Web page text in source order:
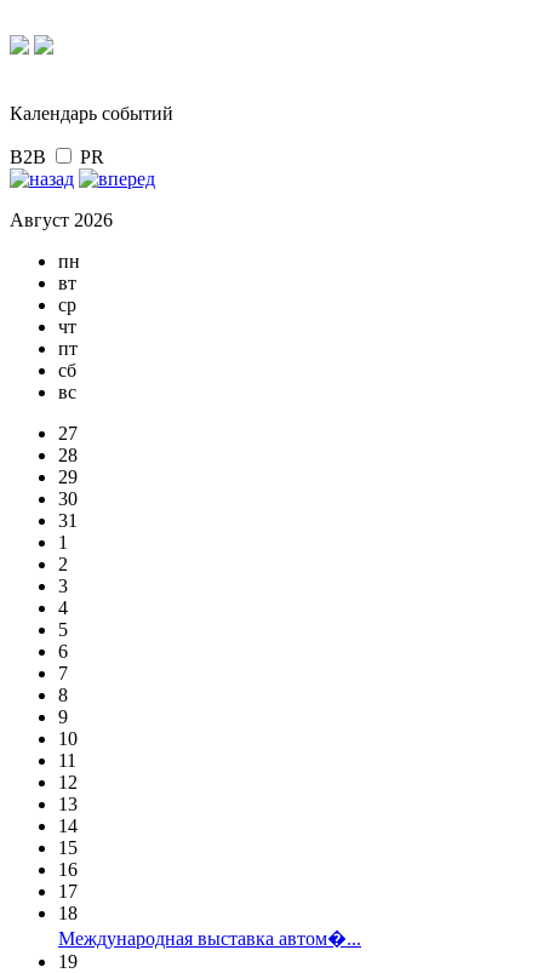
Календарь событий
B2B PR
Август 2026
пн
вт
ср
чт
пт
сб
вс
27
28
29
30
31
1
2
3
4
5
6
7
8
9
10
11
12
13
14
15
16
17
18
Международная выставка автом�...
19